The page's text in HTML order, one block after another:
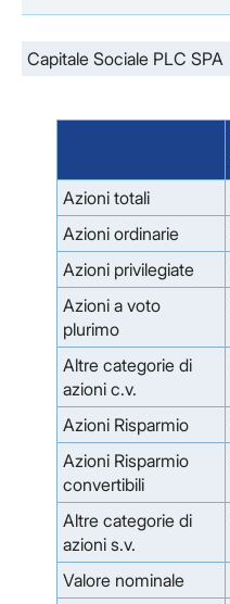
Capitale Sociale PLC SPA
Azioni totali
Azioni ordinarie
Azioni privilegiate
Azioni a voto
plurimo
Altre categorie di
azioni c.v.
Azioni Risparmio
Azioni Risparmio
convertibili
Altre categorie di
azioni s.v.
Valore nominale